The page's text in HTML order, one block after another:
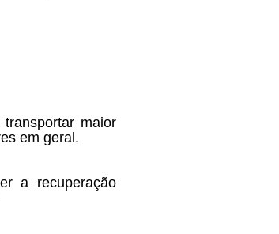
maior
em geral.
a recuperação